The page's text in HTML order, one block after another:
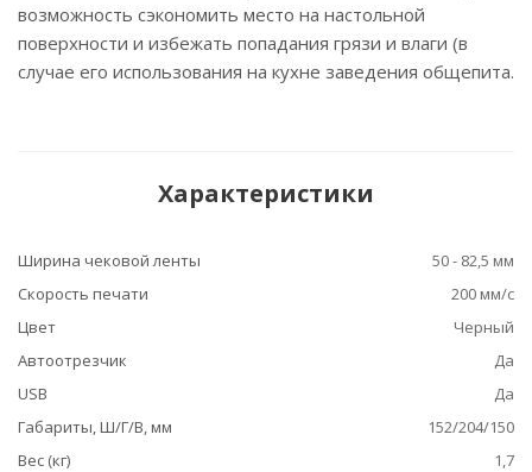
возможность сэкономить место на настольной
поверхности и избежать попадания грязи и влаги (в
случае его использования на кухне заведения общепита.
Характеристики
Ширина чековой ленты
50 - 82,5 мм
Скорость печати
200 мм/с
Цвет
Черный
Автоотрезчик
Да
USB
Да
Габариты, Ш/Г/В, мм
152/204/150
Вес (кг)
1,7